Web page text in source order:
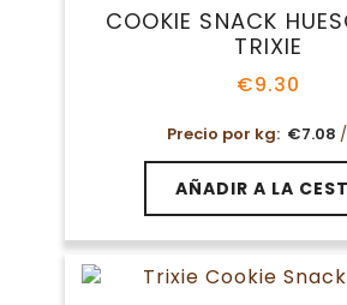
COOKIE SNACK
TRIXIE
€9.30
Precio por kg: €7.08
AÑADIR A LA